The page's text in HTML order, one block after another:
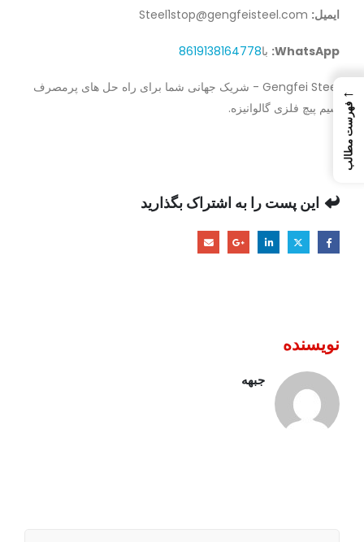
ایمیل: Steel1stop@gengfeisteel.com
WhatsApp: با8619138164778
Gengfei Steel - شریک جهانی شما برای راه حل های پرمصرف
سیم پیچ فلزی گالوانیزه.
این پست را به اشتراک بگذارید
نویسنده
جبهه
←
فهرست مطالب